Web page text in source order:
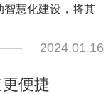
智慧化建设，将其
2024.01.16
便捷